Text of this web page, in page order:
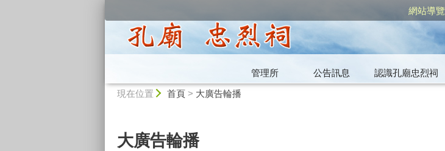
網站導覽
管理所 公告訊息 認識孔廟忠烈祠
現在位置 首頁> 大廣告輪播
大廣告輪播